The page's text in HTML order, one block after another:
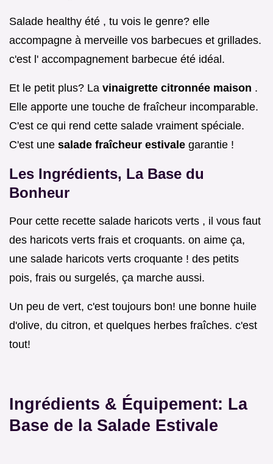
Salade healthy été , tu vois le genre? elle
accompagne à merveille vos barbecues et grillades.
c'est l' accompagnement barbecue été idéal.
Et le petit plus? La vinaigrette citronnée maison .
Elle apporte une touche de fraîcheur incomparable.
C'est ce qui rend cette salade vraiment spéciale.
C'est une salade fraîcheur estivale garantie !
Les Ingrédients, La Base du
Bonheur
Pour cette recette salade haricots verts , il vous faut
des haricots verts frais et croquants. on aime ça,
une salade haricots verts croquante ! des petits
pois, frais ou surgelés, ça marche aussi.
Un peu de vert, c'est toujours bon! une bonne huile
d'olive, du citron, et quelques herbes fraîches. c'est
tout!
Ingrédients & Équipement: La
Base de la Salade Estivale